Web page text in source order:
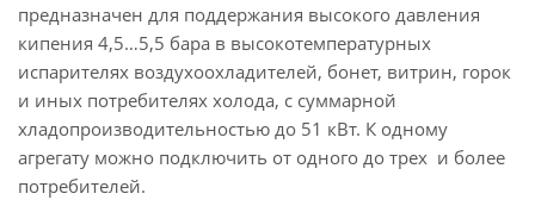
предназначен для поддержания высокого давления
кипения 4,5…5,5 бара в высокотемпературных
испарителях воздухоохладителей, бонет, витрин, горок
и иных потребителях холода, с суммарной
хладопроизводительностью до 51 кВт. К одному
агрегату можно подключить от одного до трех и более
потребителей.